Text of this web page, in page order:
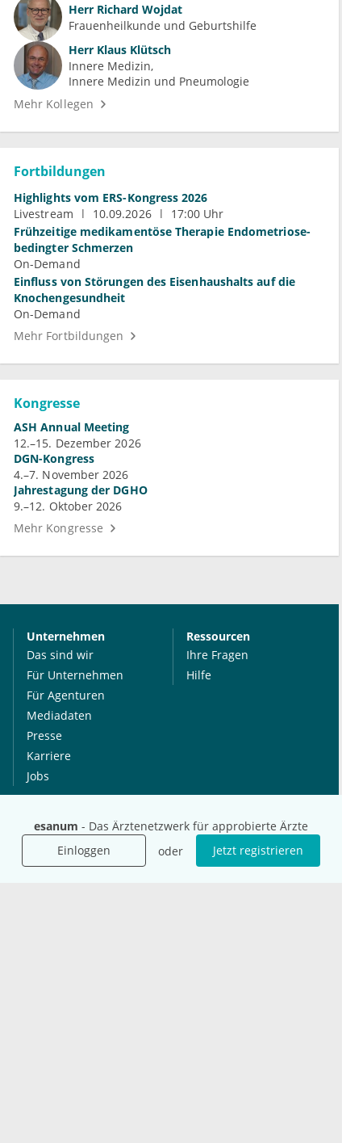
esanum - Das Ärztenetzwerk für approbierte Ärzte
Einloggen
oder Jetzt registrieren
Herr Richard Wojdat
Frauenheilkunde und Geburtshilfe
Herr Klaus Klütsch
Innere Medizin
Innere Medizin und Pneumologie
Mehr Kollegen
Fortbildungen
Highlights vom ERS-Kongress 2026
Livestream
10.09.2026
17:00 Uhr
Frühzeitige medikamentöse Therapie Endometriose-
bedingter Schmerzen
On-Demand
Einfluss von Störungen des Eisenhaushalts auf die
Knochengesundheit
On-Demand
Mehr Fortbildungen
Kongresse
ASH Annual Meeting
12.–15. Dezember 2026
DGN-Kongress
4.–7. November 2026
Jahrestagung der DGHO
9.–12. Oktober 2026
Mehr Kongresse
Unternehmen
Das sind wir
Für Unternehmen
Für Agenturen
Mediadaten
Presse
Karriere
Jobs
Ressourcen
Ihre Fragen
Hilfe
International
esanum.it
esanum.com
Social Media
Youtube
Twitter